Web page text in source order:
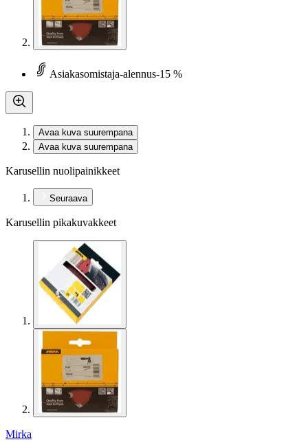
Asiakasomistaja-alennus-15 %
Avaa kuva suurempana
Avaa kuva suurempana
Karusellin nuolipainikkeet
Seuraava
Karusellin pikakuvakkeet
Mirka